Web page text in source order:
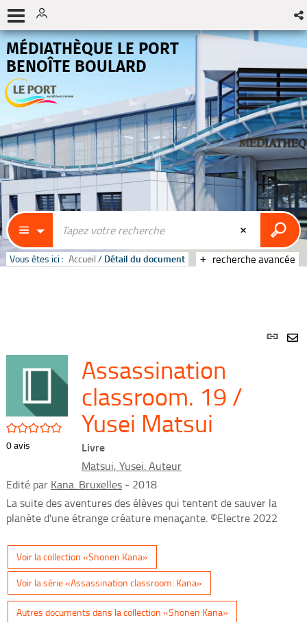
MÉDIATHÈQUE LE PORT
BENOÎTE BOULARD
recherche avancée
Vous êtes ici : Accueil / Détail du document
Lien
/5
0avis
Assassination
classroom. 19 /
Yusei Matsui
Livre
Matsui, Yusei. Auteur
Edité par Kana. Bruxelles - 2018
La suite des aventures des élèves qui tentent de sauver la
planète d'une étrange créature menaçante. ©Electre 2022
Voir la collection «Shonen Kana»
Voir la série «Assassination classroom. Kana»
Autres documents dans la collection «Shonen Kana»